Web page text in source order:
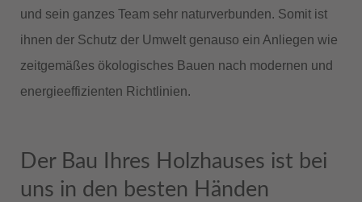
und sein ganzes Team sehr naturverbunden. Somit ist
ihnen der Schutz der Umwelt genauso ein Anliegen wie
zeitgemäßes ökologisches Bauen nach modernen und
energieeffizienten Richtlinien.
Der Bau Ihres Holzhauses ist bei
uns in den besten Händen